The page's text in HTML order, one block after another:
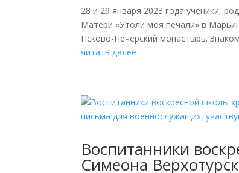
28 и 29 января 2023 года ученики,
Матери «Утоли моя печали» в
Псково-Печерский монастырь.
читать далее
Воспитанники
Симеона